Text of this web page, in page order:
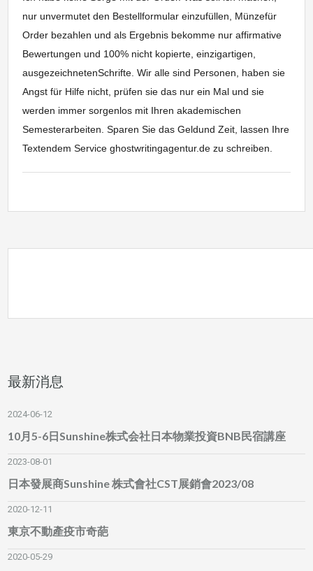
nur unvermutet den Bestellformular einzufüllen, Münzefür
Order bezahlen und als Ergebnis bekomme nur affirmative
Bewertungen und 100% nicht kopierte, einzigartigen,
ausgezeichnetenSchrifte. Wir alle sind Personen, haben sie
Angst für Hilfe nicht, prüfen sie das nur ein Mal und sie
werden immer sorgenlos mit Ihren akademischen
Semesterarbeiten. Sparen Sie das Geldund Zeit, lassen Ihre
Textendem Service ghostwritingagentur.de zu schreiben.
最新消息
2024-06-12
10月5-6日Sunshine株式会社日本物業投資BNB民宿講座
2023-08-01
日本發展商Sunshine 株式會社CST展銷會2023/08
2020-12-11
東京不動產疫市奇葩
2020-05-29